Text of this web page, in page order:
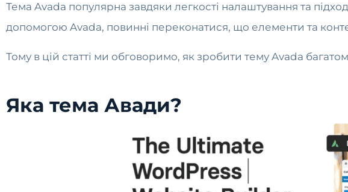
Тема Avada популярна завдяки легкості налаштування та
допомогою Avada, повинні переконатися, що елементи та
Тому в цій статті ми обговоримо, як зробити тему Avada
Яка тема Авади?